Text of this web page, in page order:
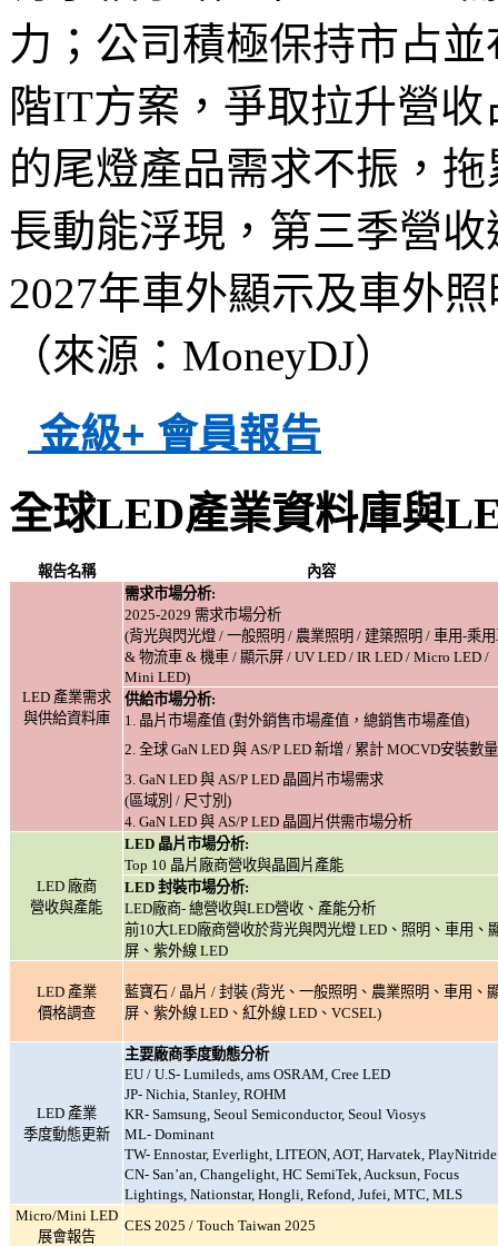
力；公司積極保持市占
階IT方案，爭取拉升營
的尾燈產品需求不振，
長動能浮現，第三季營
2027年車外顯示及車外
（來源：MoneyDJ）
金級+ 會員報告
全球LED產業資料庫與
報告名稱 內容
LED 產業需求
與供給資料庫
需求市場分析:
2025-2029 需求市場分析
(背光與閃光燈 / 一般照明 / 農業照明 / 建築照明 / 車用-乘
& 物流車 & 機車 / 顯示屏 / UV LED / IR LED / Micro LED /
Mini LED)
供給市場分析:
1. 晶片市場產值 (對外銷售市場產值，總銷售市場產值)
2. 全球 GaN LED 與 AS/P LED 新增 / 累計 MOCVD安裝數量
3. GaN LED 與 AS/P LED 晶圓片市場需求
(區域別 / 尺寸別)
4. GaN LED 與 AS/P LED 晶圓片供需市場分析
LED 廠商
營收與產能
LED 晶片市場分析:
Top 10 晶片廠商營收與晶圓片產能
LED 封裝市場分析:
LED廠商- 總營收與LED營收、產能分析
前10大LED廠商營收於背光與閃光燈 LED、照明、車用、
屏、紫外線 LED
LED 產業
價格調查
藍寶石 / 晶片 / 封裝 (背光、一般照明、農業照明、車用、
屏、紫外線 LED、紅外線 LED、VCSEL)
LED 產業
季度動態更新
主要廠商季度動態分析
EU / U.S- Lumileds, ams OSRAM, Cree LED
JP- Nichia, Stanley, ROHM
KR- Samsung, Seoul Semiconductor, Seoul Viosys
ML- Dominant
TW- Ennostar, Everlight, LITEON, AOT, Harvatek, PlayNitride
CN- San’an, Changelight, HC SemiTek, Aucksun, Focus
Lightings, Nationstar, Hongli, Refond, Jufei, MTC, MLS
Micro/Mini LED
展會報告
CES 2025 / Touch Taiwan 2025